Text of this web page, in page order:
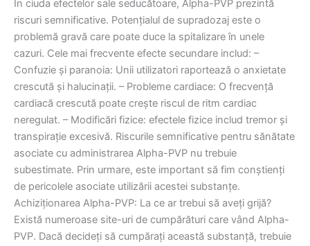
În ciuda efectelor sale seducătoare, Alpha-PVP prezintă
riscuri semnificative. Potențialul de supradozaj este o
problemă gravă care poate duce la spitalizare în unele
cazuri. Cele mai frecvente efecte secundare includ: –
Confuzie și paranoia: Unii utilizatori raportează o anxietate
crescută și halucinații. – Probleme cardiace: O frecvență
cardiacă crescută poate crește riscul de ritm cardiac
neregulat. – Modificări fizice: efectele fizice includ tremor și
transpirație excesivă. Riscurile semnificative pentru sănătate
asociate cu administrarea Alpha-PVP nu trebuie
subestimate. Prin urmare, este important să fim conștienți
de pericolele asociate utilizării acestei substanțe.
Achiziționarea Alpha-PVP: La ce ar trebui să aveți grijă?
Există numeroase site-uri de cumpărături care vând Alpha-
PVP. Dacă decideți să cumpărați această substanță, trebuie